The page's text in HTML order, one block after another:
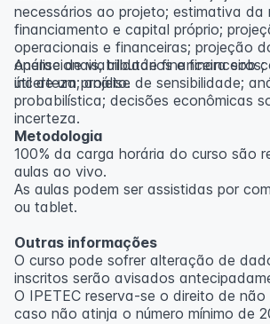
necessários ao projeto; estimativa da
financiamento e capital próprio;
operacionais e financeiras; projeção
operacionais, tributários e
útil de um projeto.
Análise de viabilidade financeira sob
incerteza; análise de sensibilidade;
probabilística; decisões econômicas
incerteza.
Metodologia
100% da carga horária do curso são
aulas ao vivo.
As aulas podem ser assistidas por
ou tablet.
Outras informações
O curso pode sofrer alteração de
inscritos serão avisados
O IPETEC reserva-se o direito de não
caso não atinja o número mínimo de